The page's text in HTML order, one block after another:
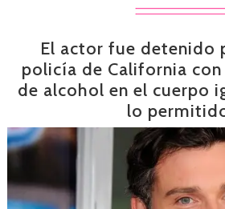
El actor fue detenido
policía de California
de alcohol en el cuerpo
lo